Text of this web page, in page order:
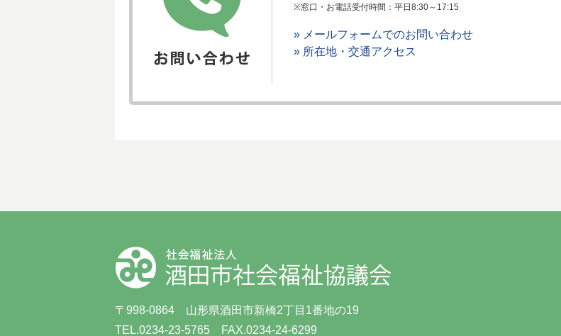
※窓口・お電話受付時間：平日8:30～17:15
» メールフォームでのお問い合わせ
» 所在地・交通アクセス
〒998-0864 山形県酒田市新橋2丁目1番地の19
TEL.0234-23-5765 FAX.0234-24-6299